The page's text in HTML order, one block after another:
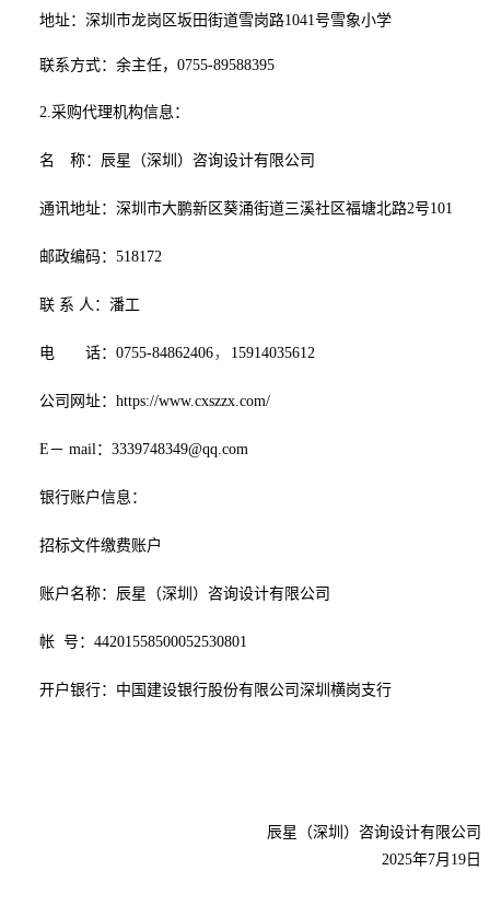
地址：深圳市龙岗区坂田街道雪岗路1041号雪象小学
联系方式：余主任， 0755-89588395
2.采购代理机构信息：
名 称：辰星（深圳）咨询设计有限公司
通讯地址：深圳市大鹏新区葵涌街道三溪社区福塘北路2号101
邮政编码： 518172
联 系 人：潘工
电 话： 0755-84862406 ， 15914035612
公司网址： https://www.cxszzx.com/
E－ mail：3339748349@qq.com
银行账户信息：
招标文件缴费账户
账户名称：辰星（深圳）咨询设计有限公司
帐 号：44201558500052530801
开户银行：中国建设银行股份有限公司深圳横岗支行
辰星（深圳）咨询设计有限公司
2025年7月 19 日